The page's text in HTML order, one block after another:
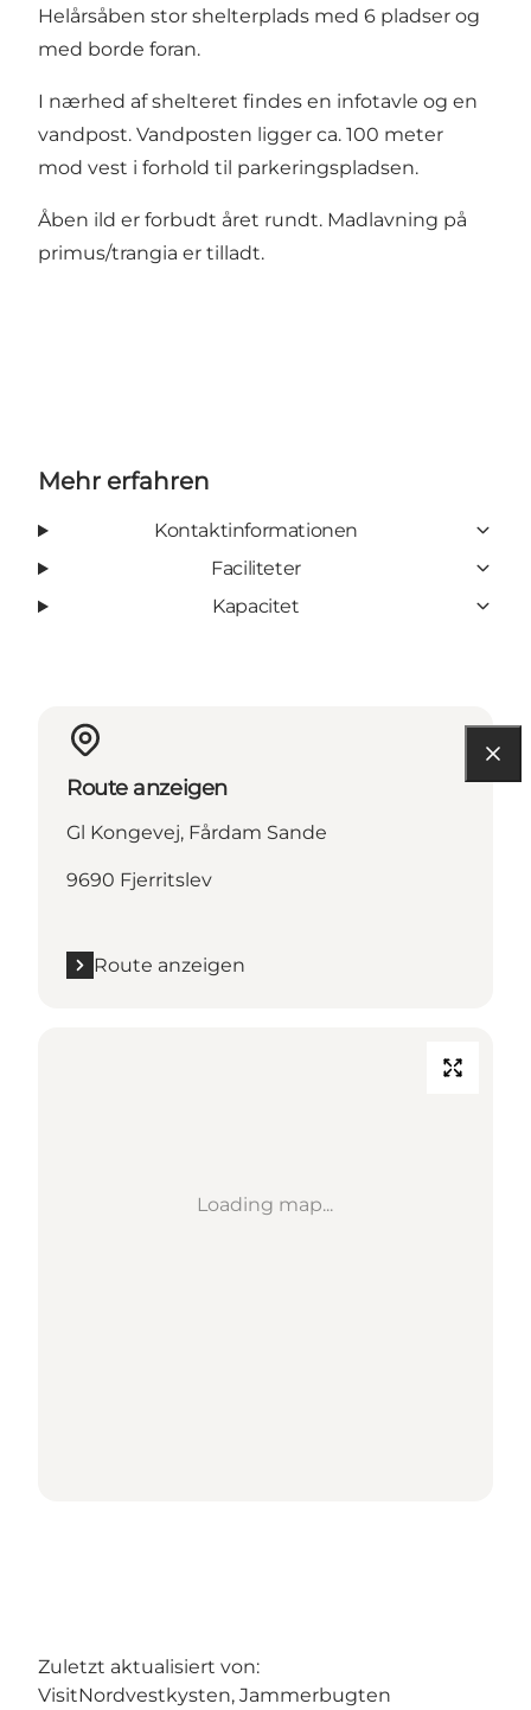
Helårsåben stor shelterplads med 6 pladser og
med borde foran.
I nærhed af shelteret findes en infotavle og en
vandpost. Vandposten ligger ca. 100 meter
mod vest i forhold til parkeringspladsen.
Åben ild er forbudt året rundt. Madlavning på
primus/trangia er tilladt.
Mehr erfahren
Kontaktinformationen
Faciliteter
Kapacitet
Route anzeigen
Gl Kongevej, Fårdam Sande
9690 Fjerritslev
Route anzeigen
Loading map...
Zuletzt aktualisiert von:
VisitNordvestkysten, Jammerbugten